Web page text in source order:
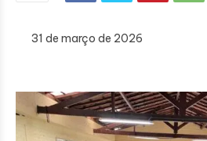
31 de março de 2026